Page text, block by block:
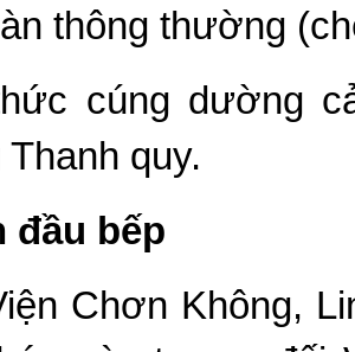
thông thường
cúng dường
quy.
đầu bếp
Chơn Không,